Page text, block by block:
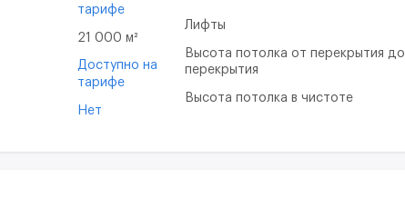
тарифе
21 000 м²
Доступно на
тарифе
Нет
Лифты
Высота потолка от перекрытия до
перекрытия
Высота потолка в чистоте